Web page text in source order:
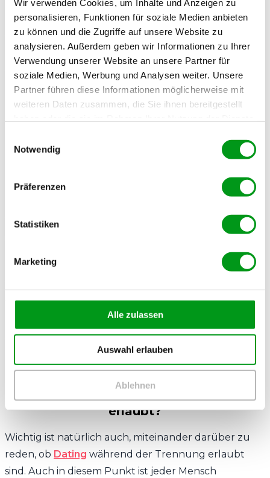
Wir verwenden Cookies, um Inhalte und Anzeigen zu
personalisieren, Funktionen für soziale Medien anbieten
zu können und die Zugriffe auf unsere Website zu
analysieren. Außerdem geben wir Informationen zu Ihrer
Verwendung unserer Website an unsere Partner für
soziale Medien, Werbung und Analysen weiter. Unsere
Partner führen diese Informationen möglicherweise mit
weiteren Daten zusammen, die Sie ihnen bereitgestellt
Notwendig
Präferenzen
Statistiken
Marketing
Alle zulassen
Auswahl erlauben
Ablehnen
dauern?
Wenn ihr jeglichen Kontakt während der
Trennungszeit unterbindet, empfiehlt es sich, eine
feste Dauer der Beziehungspause festzulegen. Am
besten einigt ihr euch also auf einen Termin und
einen Ort, an dem ihr euch nach x Anzahl Tage,
Wochen oder Monate wiederseht.
Wie lange die temporäre Trennung dauern sollte,
Paare, die sich mehrmals der Woche sehen oder gar
Wochen reicht, brauchen andere mehr Zeit, um sich
bewusst zu werden.
weder zu kurz noch zu lang wird: Sie muss
ausreichend lang sein, um Abstand und Klarheit zu
schaffen, aber nicht so lang, dass sie zu emotionaler
Entfremdung führt.
erlaubt?
Wichtig ist natürlich auch, miteinander darüber zu
reden, ob Dating während der Trennung erlaubt
sind. Auch in diesem Punkt ist jeder Mensch